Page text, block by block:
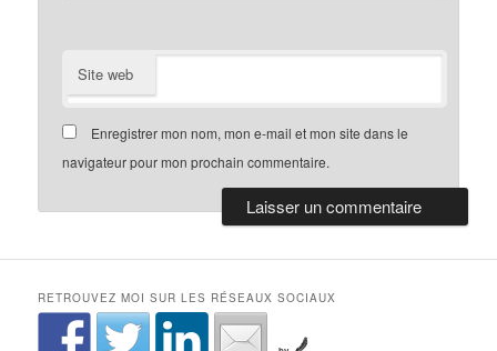
Site web
Enregistrer mon nom, mon e-mail et mon site dans le
navigateur pour mon prochain commentaire.
RETROUVEZ MOI SUR LES RÉSEAUX SOCIAUX